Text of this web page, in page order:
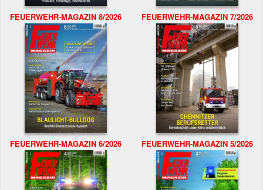
FEUERWEHR-MAGAZIN 8/2026 FEUERWEHR-MAGAZIN 7/2026
FEUERWEHR-MAGAZIN 6/2026 FEUERWEHR-MAGAZIN 5/2026